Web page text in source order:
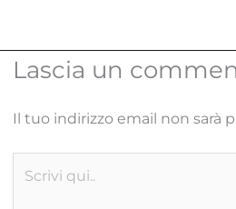
Lascia un
Il tuo indirizzo email non sarà
qui..